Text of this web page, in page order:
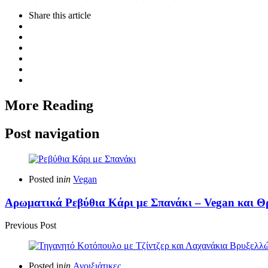
Share this article
More Reading
Post navigation
Posted inin Vegan
Αρωματικά Ρεβύθια Κάρι με Σπανάκι – Vegan και
Previous Post